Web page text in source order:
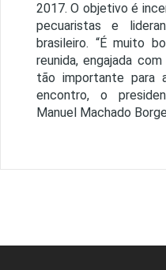
2017. O objetivo é
pecuaristas e
brasileiro. “É muito
reunida, engajada
tão importante para
encontro, o
Manuel Machado